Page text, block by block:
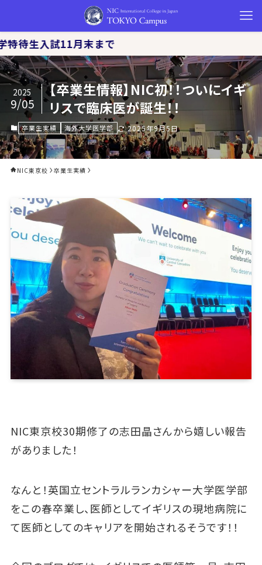
試11月末まで
【卒業生情報】NIC初！！ついにイギ
リスで臨床医が誕生！！
2025
9/05
卒業生実績 海外大学医学部 2025年9月5日
NIC東京校 卒業生実績
NIC東京校30期修了の志田晶さんから嬉しい報告
がありました！
なんと！英国立セントラルランカシャー大学医学部
をこの春卒業し、医師としてイギリスの現地病院に
て医師としてのキャリアを開始されるそうです！！